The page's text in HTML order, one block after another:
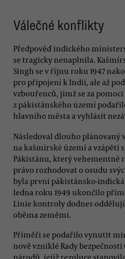
Válečné konflikty
Předpověď indického
se tragicky nenaplnila.
Singh se v říjnu roku 1947
pro připojení k Indii, ale až
vzbouřenců, jimž se za
z pákistánského území
hlavního města a vyhlásit
Následoval dlouho plánovaný
na kašmírské území a vzápětí
Pákistánu, který vehementně
právo rozhodovat o osudu
byla první pákistánsko-
ledna roku 1949 ukončilo
Linie kontroly dodnes
oběma zeměmi.
Příměří se podařilo vynutit
nově vzniklé Rady
národů, jejíž rezoluce